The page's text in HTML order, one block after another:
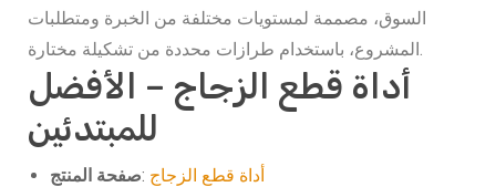
السوق، مصممة لمستويات مختلفة من الخبرة ومتطلبات
أداة قطع الزجاج – الأفضل
للمبتدئين
صفحة المنتج: أداة قطع الزجاج